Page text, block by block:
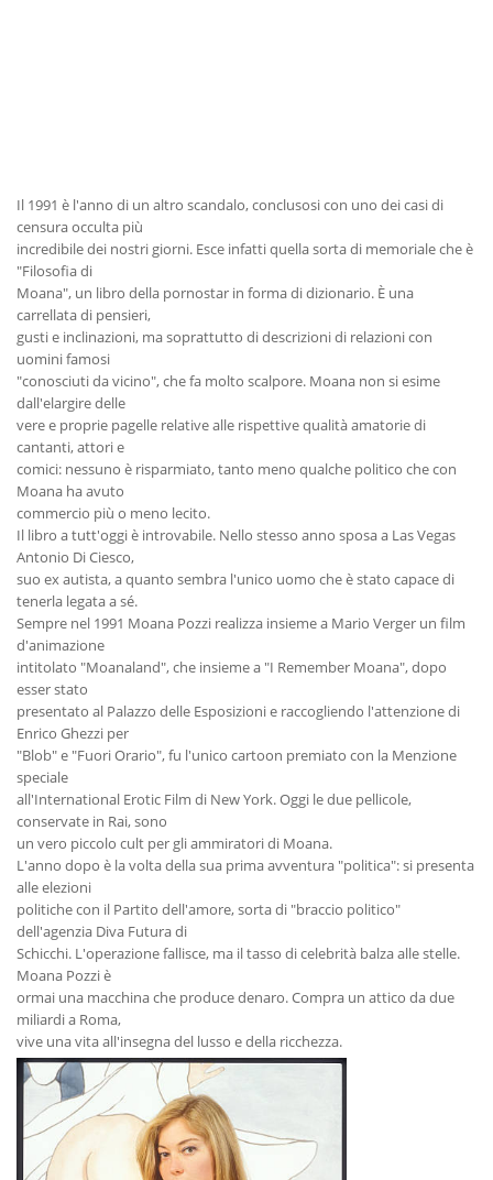
Il 1991 è l'anno di un altro scandalo, conclusosi con uno dei casi di
censura occulta più
incredibile dei nostri giorni. Esce infatti quella sorta di memoriale che è
"Filosofia di
Moana", un libro della pornostar in forma di dizionario. È una
carrellata di pensieri,
gusti e inclinazioni, ma soprattutto di descrizioni di relazioni con
uomini famosi
"conosciuti da vicino", che fa molto scalpore. Moana non si esime
dall'elargire delle
vere e proprie pagelle relative alle rispettive qualità amatorie di
cantanti, attori e
comici: nessuno è risparmiato, tanto meno qualche politico che con
Moana ha avuto
commercio più o meno lecito.
Il libro a tutt'oggi è introvabile. Nello stesso anno sposa a Las Vegas
Antonio Di Ciesco,
suo ex autista, a quanto sembra l'unico uomo che è stato capace di
tenerla legata a sé.
Sempre nel 1991 Moana Pozzi realizza insieme a Mario Verger un film
d'animazione
intitolato "Moanaland", che insieme a "I Remember Moana", dopo
esser stato
presentato al Palazzo delle Esposizioni e raccogliendo l'attenzione di
Enrico Ghezzi per
"Blob" e "Fuori Orario", fu l'unico cartoon premiato con la Menzione
speciale
all'International Erotic Film di New York. Oggi le due pellicole,
conservate in Rai, sono
un vero piccolo cult per gli ammiratori di Moana.
L'anno dopo è la volta della sua prima avventura "politica": si presenta
alle elezioni
politiche con il Partito dell'amore, sorta di "braccio politico"
dell'agenzia Diva Futura di
Schicchi. L'operazione fallisce, ma il tasso di celebrità balza alle stelle.
Moana Pozzi è
ormai una macchina che produce denaro. Compra un attico da due
miliardi a Roma,
vive una vita all'insegna del lusso e della ricchezza.